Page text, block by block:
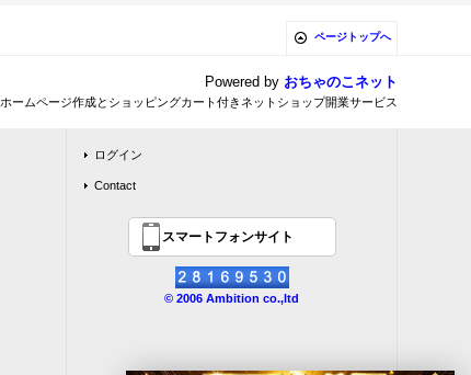
ページトップへ
Powered by おちゃのこネット
ホームページ作成とショッピングカート付きネットショップ開業サービス
ログイン
Contact
スマートフォンサイト
© 2006 Ambition co.,ltd